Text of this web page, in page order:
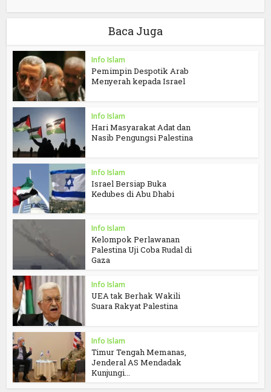
Baca Juga
Info Islam
Pemimpin Despotik Arab
Menyerah kepada Israel
Info Islam
Hari Masyarakat Adat dan
Nasib Pengungsi Palestina
Info Islam
Israel Bersiap Buka
Kedubes di Abu Dhabi
Info Islam
Kelompok Perlawanan
Palestina Uji Coba Rudal di
Gaza
Info Islam
UEA tak Berhak Wakili
Suara Rakyat Palestina
Info Islam
Timur Tengah Memanas,
Jenderal AS Mendadak
Kunjungi...